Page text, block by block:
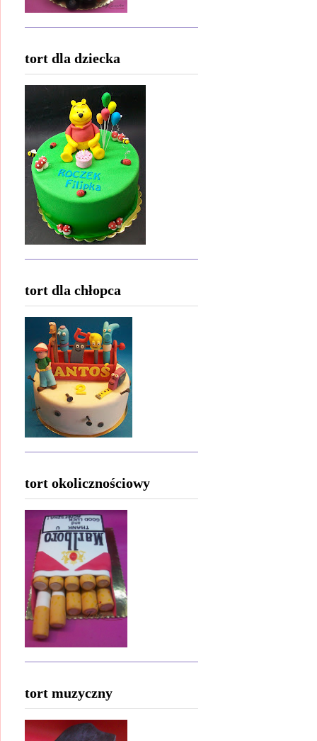
tort dla dziecka
tort dla chłopca
tort okolicznościowy
tort muzyczny